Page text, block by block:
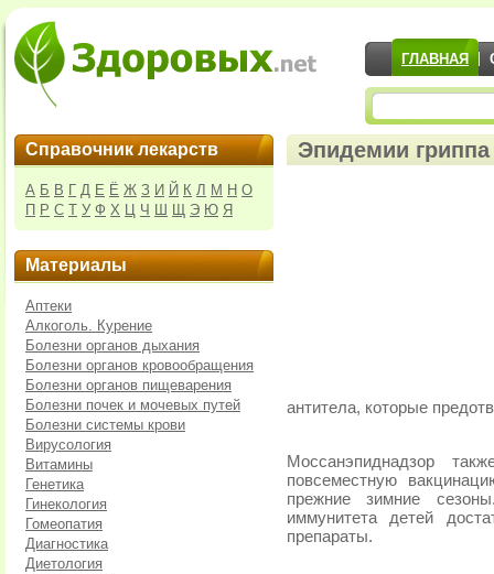
ГЛАВНАЯ
Справочник лекарств
А Б В Г Д Е Ё Ж З И Й К Л М Н О
П Р С Т У Ф Х Ц Ч Ш Щ Э Ю Я
Материалы
Аптеки
Алкоголь. Курение
Болезни органов дыхания
Болезни органов кровообращения
Болезни органов пищеварения
Болезни почек и мочевых путей
Болезни системы крови
Вирусология
Витамины
Генетика
Гинекология
Гомеопатия
Диагностика
Диетология
Эпидемии
антитела, которые
Моссанэпиднадзор
повсеместную
прежние зимние
иммунитета детей
препараты.